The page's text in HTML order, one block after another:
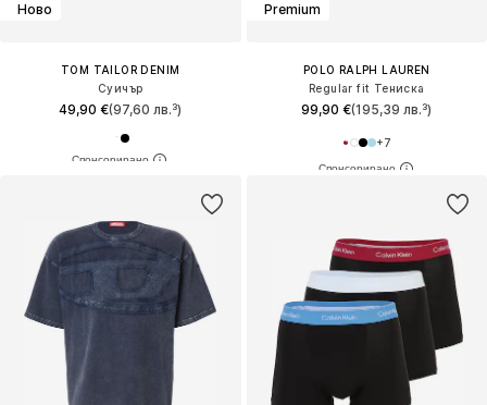
Ново
TOM TAILOR DENIM
Суичър
49,90 €(97,60 лв.³)
Premium
POLO RALPH LAUREN
Regular fit Тениска
99,90 €(195,39 лв.³)
+7